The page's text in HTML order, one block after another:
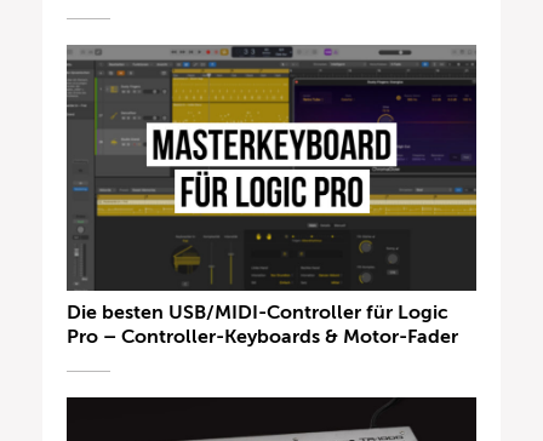
Die besten USB/MIDI-Controller für Logic
Pro – Controller-Keyboards & Motor-Fader